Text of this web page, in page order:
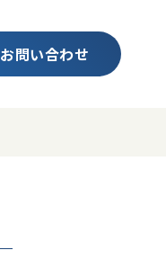
お問い合わせ